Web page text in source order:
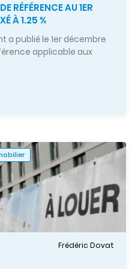
RÉFÉRENCE AU 1ER
À 1.25 %
a publié le 1er décembre
applicable aux
Frédéric Dovat